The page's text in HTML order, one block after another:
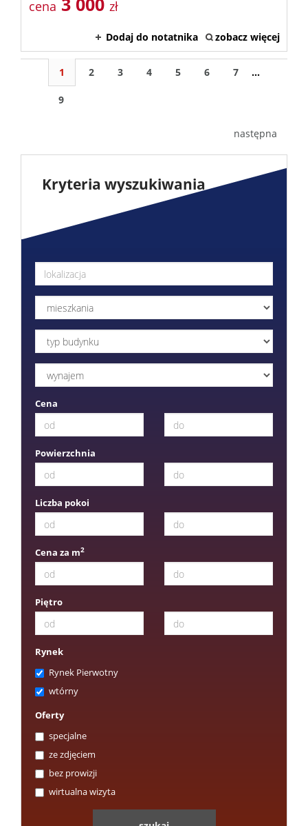
cena zł
Dodaj do notatnika zobacz więcej
1 2 3 4 5 6 7 ...
9
następna
Kryteria wyszukiwania
Cena
Powierzchnia
Liczba pokoi
Cena za m2
Piętro
Rynek
Rynek Pierwotny
wtórny
Oferty
specjalne
ze zdjęciem
bez prowizji
wirtualna wizyta